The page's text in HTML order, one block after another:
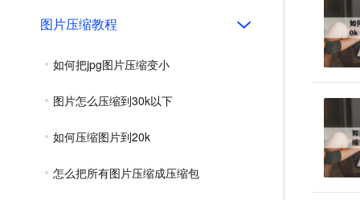
图片压缩教程
如何把jpg图片压缩变小
图片怎么压缩到30k以下
如何压缩图片到20k
怎么把所有图片压缩成压缩包